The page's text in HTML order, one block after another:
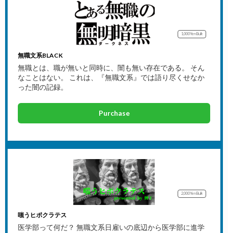
1,000YenBulk
無職文系BLACK
無職とは、職が無いと同時に、闇も無い存在である。 そん
なことはない。 これは、『無職文系』では語り尽くせなか
った闇の記録。
Purchase
2,000YenBulk
嗤うヒポクラテス
医学部って何だ？ 無職文系日雇いの底辺から医学部に進学